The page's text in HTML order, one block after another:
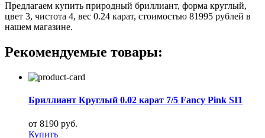
Предлагаем купить природный бриллиант, форма круглый,
цвет 3, чистота 4, вес 0.24 карат, стоимостью 81995 рублей в
нашем магазине.
Рекомендуемые товары:
Бриллиант Круглый 0.02 карат 7/5 Fancy Pink SI1
от 8190 руб.
Купить